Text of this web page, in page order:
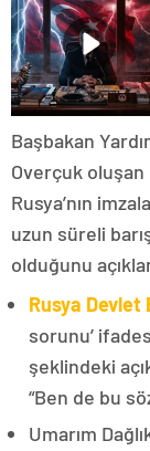
Başbakan
Overçuk
Rusya’nın
uzun süreli
olduğunu
Rusya Devlet
sorunu’
şeklindeki
“Ben de bu
Umarım